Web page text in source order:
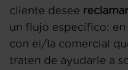
cliente desee
un flujo específico:
con el/la comercial
traten de ayudarle a